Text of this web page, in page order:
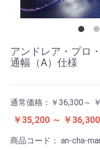
アンドレア・プロ
通幅（A）仕様
通常価格： ￥36,300～
￥35,200 ～ ￥36,300
商品コード： an-cha-